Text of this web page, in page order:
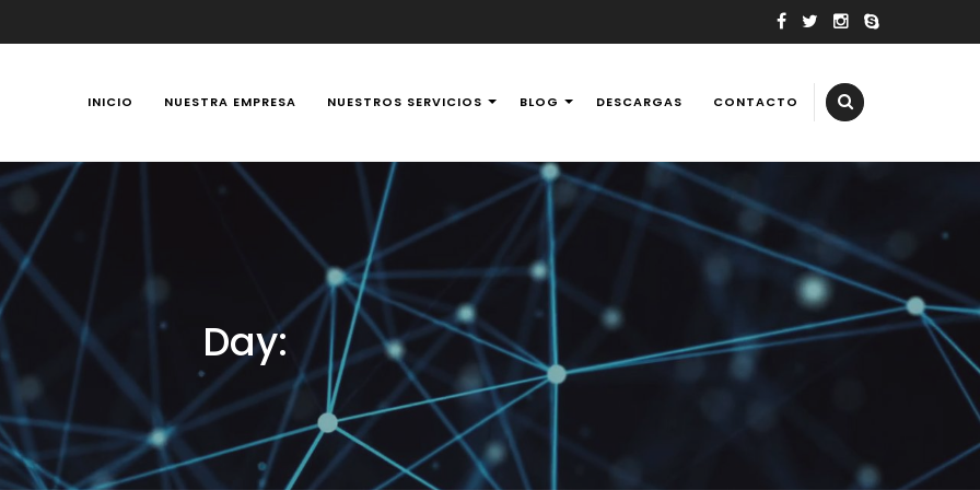
y Portátiles 24 horas en Manizales, Caldas, Colombia, reparación televisores, tv, reballing laptops y consolas de videojuegos,
INICIO NUESTRA EMPRESA NUESTROS SERVICIOS BLOG DESCARGAS CONTACTO
Day: